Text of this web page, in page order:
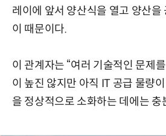
레이에 앞서 양산식을 열고 양산을
이 때문이다.
이 관계자는 “여러 기술적인 문제
이 높진 않지만 아직 IT 공급 물량
을 정상적으로 소화하는 데에는 충